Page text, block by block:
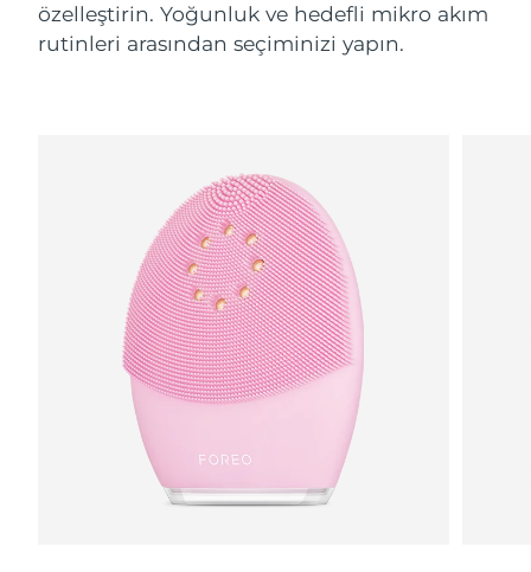
özelleştirin. Yoğunluk ve hedefli mikro akım
rutinleri arasından seçiminizi yapın.